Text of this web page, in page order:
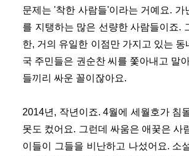
문제는 '착한 사람들'이라는 거예요.
를 지탱하는 많은 선량한 사람들이죠.
한, 거의 유일한 이점만 가지고 있는
국 주민들은 권순찬 씨를 쫓아내고 말
들끼리 싸운 꼴이잖아요.
2014년, 작년이죠. 4월에 세월호가 침
못도 컸어요. 그런데 싸움은 애꿎은 사
이들이 그들을 비난하고 나섰어요. 소